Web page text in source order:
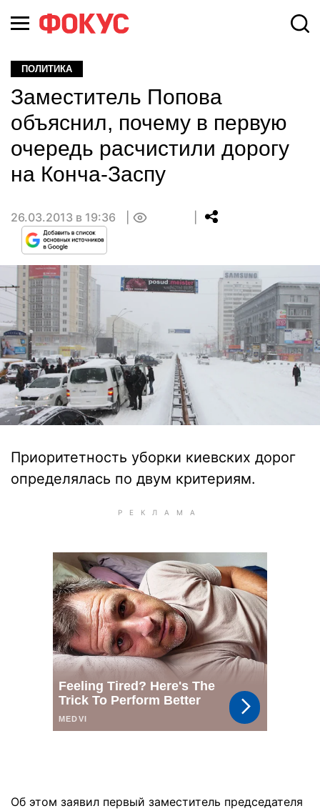
ПОЛИТИКА
Заместитель Попова
объяснил, почему в первую
очередь расчистили дорогу
на Конча-Заспу
26.03.2013 в 19:36
Приоритетность уборки киевских дорог
определялась по двум критериям.
Об этом заявил первый заместитель председателя